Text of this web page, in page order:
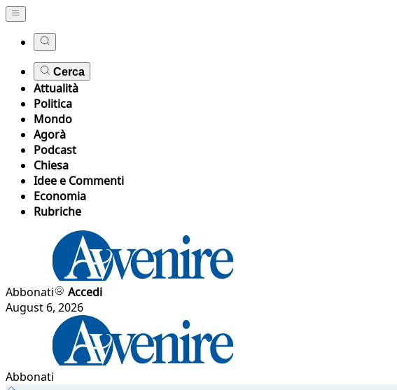
Cerca
Attualità
Politica
Mondo
Agorà
Podcast
Chiesa
Idee e Commenti
Economia
Rubriche
Abbonati
Accedi
August 6, 2026
Abbonati